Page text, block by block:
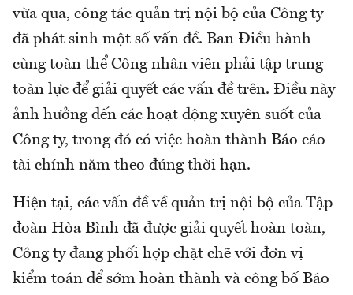
vừa qua, công tác quản trị nội bộ của Công ty
đã phát sinh một số vấn đề. Ban Điều hành
cùng toàn thể Công nhân viên phải tập trung
toàn lực để giải quyết các vấn đề trên. Điều này
ảnh hưởng đến các hoạt động xuyên suốt của
Công ty, trong đó có việc hoàn thành Báo cáo
tài chính năm theo đúng thời hạn.
Hiện tại, các vấn đề về quản trị nội bộ của Tập
đoàn Hòa Bình đã được giải quyết hoàn toàn,
Công ty đang phối hợp chặt chẽ với đơn vị
kiểm toán để sớm hoàn thành và công bố Báo